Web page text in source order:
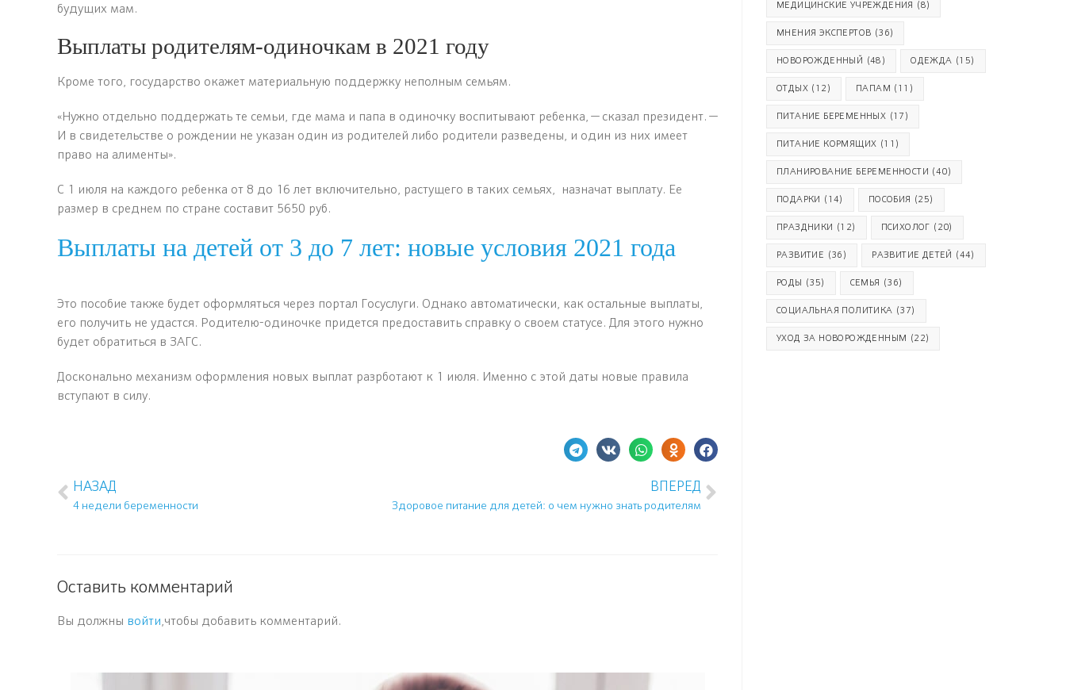
будущих мам.
Выплаты родителям-одиночкам в 2021 году
Кроме того, государство окажет материальную поддержку неполным семьям.
«Нужно отдельно поддержать те семьи, где мама и папа в одиночку воспитывают ребенка, — сказал президент. —
И в свидетельстве о рождении не указан один из родителей либо родители разведены, и один из них имеет
право на алименты».
С 1 июля на каждого ребенка от 8 до 16 лет включительно, растущего в таких семьях, назначат выплату. Ее
размер в среднем по стране составит 5650 руб.
Выплаты на детей от 3 до 7 лет: новые условия 2021 года
Это пособие также будет оформляться через портал Госуслуги. Однако автоматически, как остальные выплаты,
его получить не удастся. Родителю-одиночке придется предоставить справку о своем статусе. Для этого нужно
будет обратиться в ЗАГС.
Досконально механизм оформления новых выплат разрботают к 1 июля. Именно с этой даты новые правила
вступают в силу.
НАЗАД
4 недели беременности
ВПЕРЕД
Здоровое питание для детей: о чем нужно знать родителям
Оставить комментарий
Вы должны войти,чтобы добавить комментарий.
МЕДИЦИНСКИЕ УЧРЕЖДЕНИЯ (8)
МНЕНИЯ ЭКСПЕРТОВ (36)
НОВОРОЖДЕННЫЙ (48) ОДЕЖДА (15)
ОТДЫХ (12) ПАПАМ (11)
ПИТАНИЕ БЕРЕМЕННЫХ (17)
ПИТАНИЕ КОРМЯЩИХ (11)
ПЛАНИРОВАНИЕ БЕРЕМЕННОСТИ (40)
ПОДАРКИ (14) ПОСОБИЯ (25)
ПРАЗДНИКИ (12) ПСИХОЛОГ (20)
РАЗВИТИЕ (36) РАЗВИТИЕ ДЕТЕЙ (44)
РОДЫ (35) СЕМЬЯ (36)
СОЦИАЛЬНАЯ ПОЛИТИКА (37)
УХОД ЗА НОВОРОЖДЕННЫМ (22)